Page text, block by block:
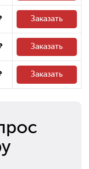
Заказать
Заказать
Заказать